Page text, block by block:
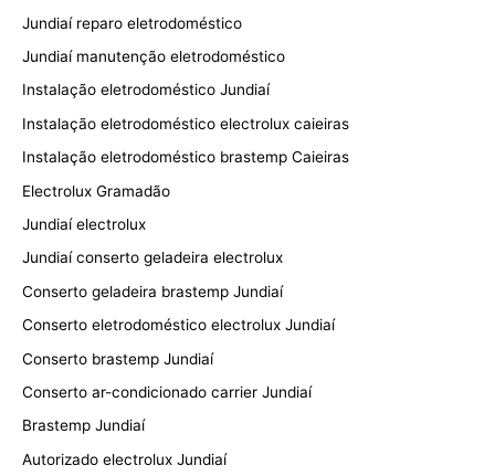
Jundiaí reparo eletrodoméstico
Jundiaí manutenção eletrodoméstico
Instalação eletrodoméstico Jundiaí
Instalação eletrodoméstico electrolux caieiras
Instalação eletrodoméstico brastemp Caieiras
Electrolux Gramadão
Jundiaí electrolux
Jundiaí conserto geladeira electrolux
Conserto geladeira brastemp Jundiaí
Conserto eletrodoméstico electrolux Jundiaí
Conserto brastemp Jundiaí
Conserto ar-condicionado carrier Jundiaí
Brastemp Jundiaí
Autorizado electrolux Jundiaí